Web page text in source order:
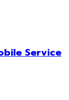
Service